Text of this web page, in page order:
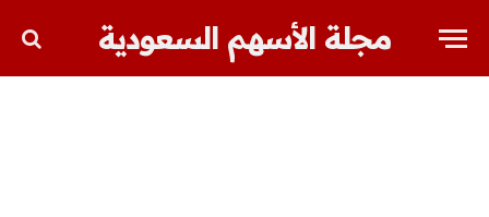
مجلة الأسهم السعودية